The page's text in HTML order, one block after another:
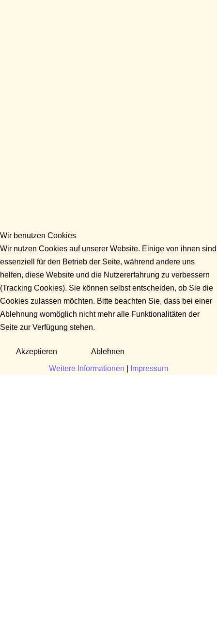
Wir benutzen Cookies
Wir nutzen Cookies auf unserer Website. Einige von ihnen sind
essenziell für den Betrieb der Seite, während andere uns
helfen, diese Website und die Nutzererfahrung zu verbessern
(Tracking Cookies). Sie können selbst entscheiden, ob Sie die
Cookies zulassen möchten. Bitte beachten Sie, dass bei einer
Ablehnung womöglich nicht mehr alle Funktionalitäten der
Seite zur Verfügung stehen.
Akzeptieren Ablehnen
Weitere Informationen Impressum